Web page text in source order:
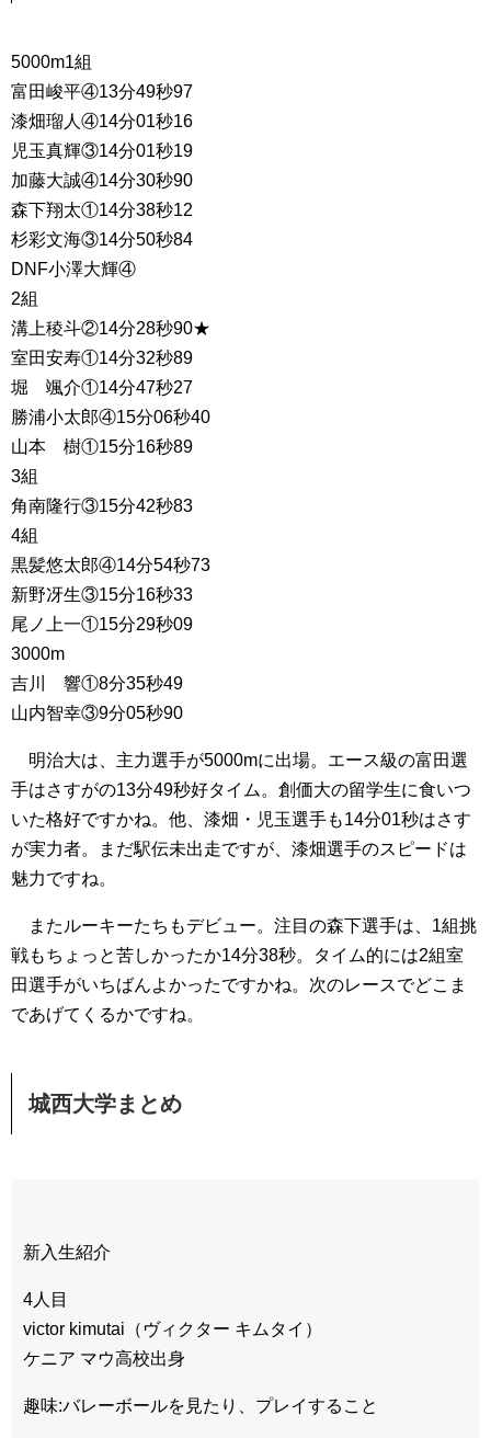
5000m1組
富田峻平④13分49秒97
漆畑瑠人④14分01秒16
児玉真輝③14分01秒19
加藤大誠④14分30秒90
森下翔太①14分38秒12
杉彩文海③14分50秒84
DNF小澤大輝④
2組
溝上稜斗②14分28秒90★
室田安寿①14分32秒89
堀 颯介①14分47秒27
勝浦小太郎④15分06秒40
山本 樹①15分16秒89
3組
角南隆行③15分42秒83
4組
黒髪悠太郎④14分54秒73
新野冴生③15分16秒33
尾ノ上一①15分29秒09
3000m
吉川 響①8分35秒49
山内智幸③9分05秒90
明治大は、主力選手が5000mに出場。エース級の富田選
手はさすがの13分49秒好タイム。創価大の留学生に食いつ
いた格好ですかね。他、漆畑・児玉選手も14分01秒はさす
が実力者。まだ駅伝未出走ですが、漆畑選手のスピードは
魅力ですね。
またルーキーたちもデビュー。注目の森下選手は、1組挑
戦もちょっと苦しかったか14分38秒。タイム的には2組室
田選手がいちばんよかったですかね。次のレースでどこま
であげてくるかですね。
城西大学まとめ
新入生紹介
4人目
victor kimutai（ヴィクター キムタイ）
ケニア マウ高校出身
趣味:バレーボールを見たり、プレイすること